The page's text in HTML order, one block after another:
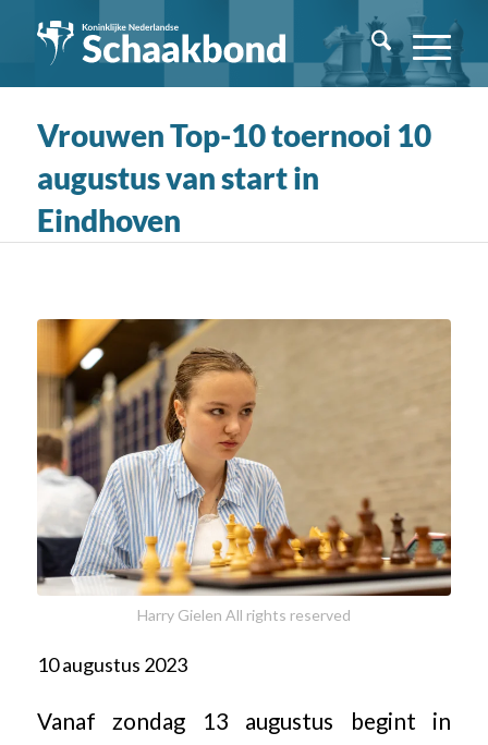
Vrouwen Top-10 toernooi 10
augustus van start in
Eindhoven
Harry Gielen All rights reserved
10 augustus 2023
Vanaf zondag 13 augustus begint in